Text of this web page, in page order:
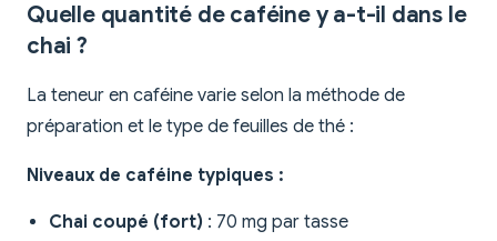
Quelle quantité de caféine y a-t-il dans le
chai ?
La teneur en caféine varie selon la méthode de
préparation et le type de feuilles de thé :
Niveaux de caféine typiques :
Chai coupé (fort) : 70 mg par tasse